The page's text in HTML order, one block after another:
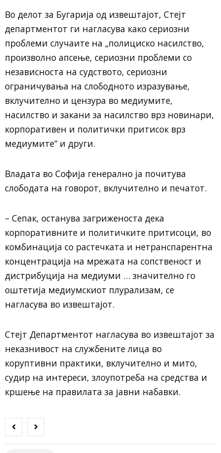
Во делот за Бугарија од извештајот, Стејт
департментот ги нагласува како сериозни
проблеми случаите на „полициско насилство,
произволно апсење, сериозни проблеми со
независноста на судството, сериозни
ограничувања на слободното изразување,
вклучително и цензура во медиумите,
насилство и закани за насилство врз новинари,
корпоративен и политички притисок врз
медиумите“ и други.
Владата во Софија генерално ја почитува
слободата на говорот, вклучително и печатот.
– Сепак, останува загриженоста дека
корпоративните и политичките притисоци, во
комбинација со растечката и нетранспарентна
концентрација на мрежата на сопственост и
дистрибуција на медиуми … значително го
оштетија медиумскиот плурализам, се
нагласува во извештајот.
Стејт Департментот нагласува во извештајот за
неказнивост на службените лица во
коруптивни практики, вклучително и мито,
судир на интереси, злоупотреба на средства и
кршење на правилата за јавни набавки.